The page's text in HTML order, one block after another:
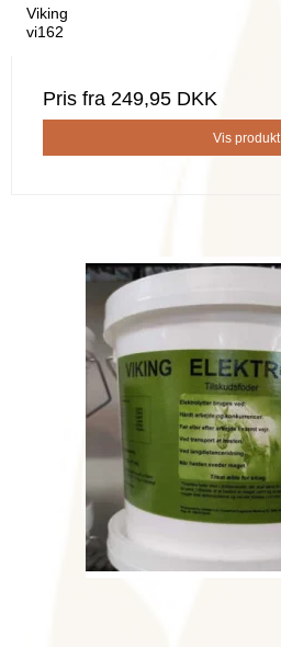
Viking
vi162
Pris fra 249,95 DKK
Vis produkt